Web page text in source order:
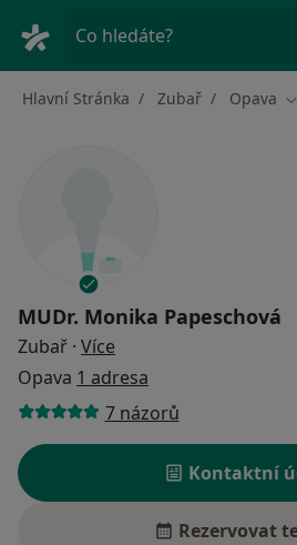
Co hledáte?
Hlavní Stránka Zubař Opava
MUDr. Monika Papeschová
Zubař · Více
Opava 1 adresa
7 názorů
Kontaktní
Rezervovat